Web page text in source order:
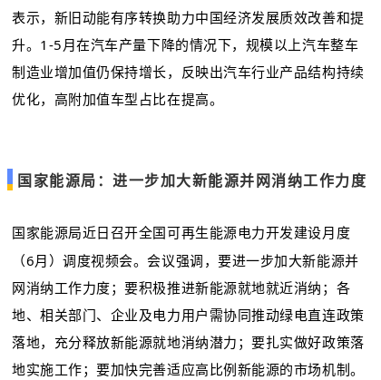
表示，新旧动能有序转换助力中国经济发展质效改善和提
升。1-5月在汽车产量下降的情况下，规模以上汽车整车
制造业增加值仍保持增长，反映出汽车行业产品结构持续
优化，高附加值车型占比在提高。
国家能源局：进一步加大新能源并网消纳工作力度
国家能源局近日召开全国可再生能源电力开发建设月度
（6月）调度视频会。会议强调，要进一步加大新能源并
网消纳工作力度；要积极推进新能源就地就近消纳；各
地、相关部门、企业及电力用户需协同推动绿电直连政策
落地，充分释放新能源就地消纳潜力；要扎实做好政策落
地实施工作；要加快完善适应高比例新能源的市场机制。